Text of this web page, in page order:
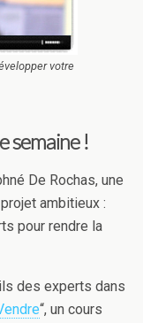
votre
semaine !
De Rochas, une
ambitieux :
pour rendre la
des experts dans
“, un cours